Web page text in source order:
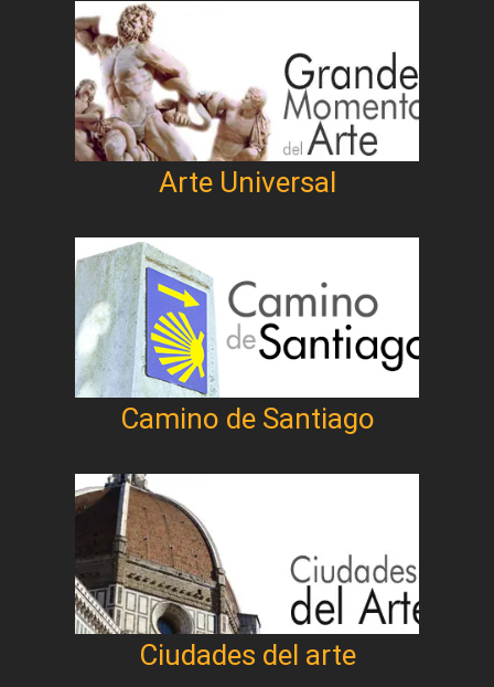
Arte Universal
Camino de Santiago
Ciudades del arte